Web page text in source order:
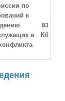
по
к
и
93
Кб